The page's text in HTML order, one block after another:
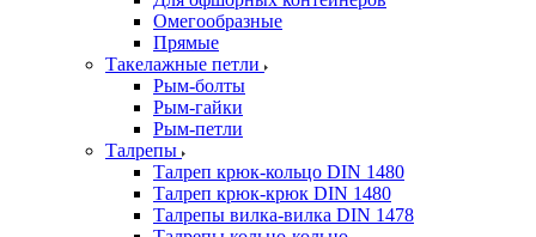
Омегообразные
Прямые
Такелажные петли
Рым-болты
Рым-гайки
Рым-петли
Талрепы
Талреп крюк-кольцо DIN 1480
Талреп крюк-крюк DIN 1480
Талрепы вилка-вилка DIN 1478